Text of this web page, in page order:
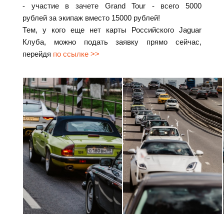
- участие в зачете Grand Tour - всего 5000
рублей за экипаж вместо 15000 рублей!
Тем, у кого еще нет карты Российского Jaguar
Клуба, можно подать заявку прямо сейчас,
перейдя по ссылке >>